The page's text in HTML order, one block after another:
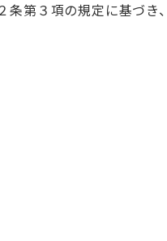
第３項の規定に基づき